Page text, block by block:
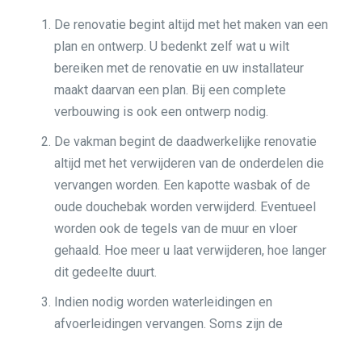
De renovatie begint altijd met het maken van een
plan en ontwerp. U bedenkt zelf wat u wilt
bereiken met de renovatie en uw installateur
maakt daarvan een plan. Bij een complete
verbouwing is ook een ontwerp nodig.
De vakman begint de daadwerkelijke renovatie
altijd met het verwijderen van de onderdelen die
vervangen worden. Een kapotte wasbak of de
oude douchebak worden verwijderd. Eventueel
worden ook de tegels van de muur en vloer
gehaald. Hoe meer u laat verwijderen, hoe langer
dit gedeelte duurt.
Indien nodig worden waterleidingen en
afvoerleidingen vervangen. Soms zijn de